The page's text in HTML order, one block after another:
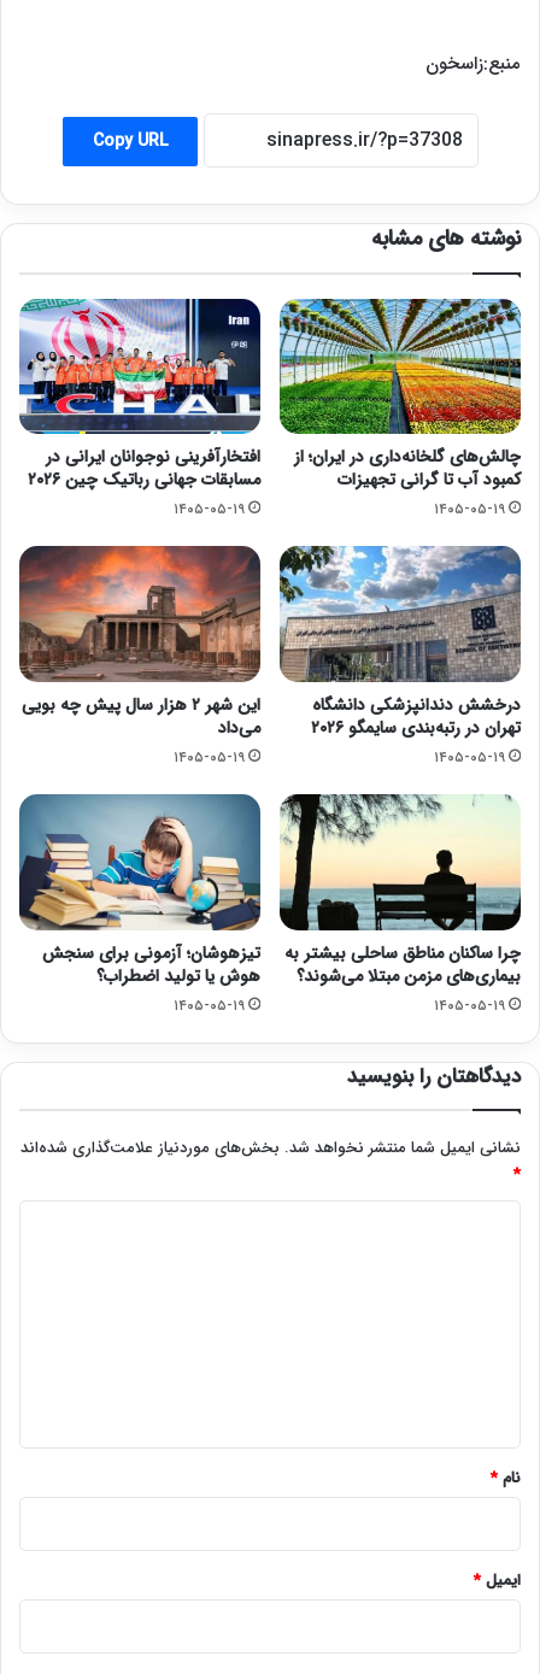
منبع:زاسخون
Copy URL
نوشته های مشابه
چالش‌های گلخانه‌داری در ایران؛ از
کمبود آب تا گرانی تجهیزات
۱۴۰۵-۰۵-۱۹
افتخارآفرینی نوجوانان ایرانی در
مسابقات جهانی رباتیک چین ۲۰۲۶
۱۴۰۵-۰۵-۱۹
درخشش دندانپزشکی دانشگاه
تهران در رتبه‌بندی سایمگو ۲۰۲۶
۱۴۰۵-۰۵-۱۹
این شهر ۲ هزار سال پیش چه بویی
می‌داد
۱۴۰۵-۰۵-۱۹
چرا ساکنان مناطق ساحلی بیشتر به
بیماری‌های مزمن مبتلا می‌شوند؟
۱۴۰۵-۰۵-۱۹
تیزهوشان؛ آزمونی برای سنجش
هوش یا تولید اضطراب؟
۱۴۰۵-۰۵-۱۹
دیدگاهتان را بنویسید
نشانی ایمیل شما منتشر نخواهد شد. بخش‌های موردنیاز علامت‌گذاری شده‌اند
*
نام*
ایمیل*